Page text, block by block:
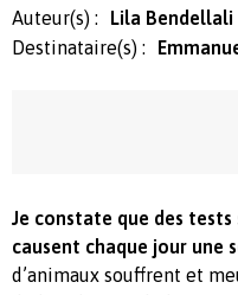
Auteur(s) :
Lila Bendellali
Destinataire(s) :
Je constate que des
causent chaque jour une
d’animaux souffrent et